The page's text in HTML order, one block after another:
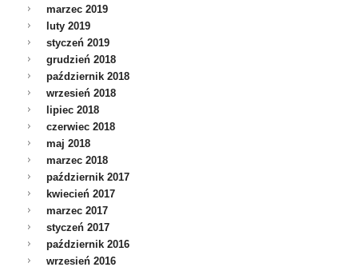
marzec 2019
luty 2019
styczeń 2019
grudzień 2018
październik 2018
wrzesień 2018
lipiec 2018
czerwiec 2018
maj 2018
marzec 2018
październik 2017
kwiecień 2017
marzec 2017
styczeń 2017
październik 2016
wrzesień 2016